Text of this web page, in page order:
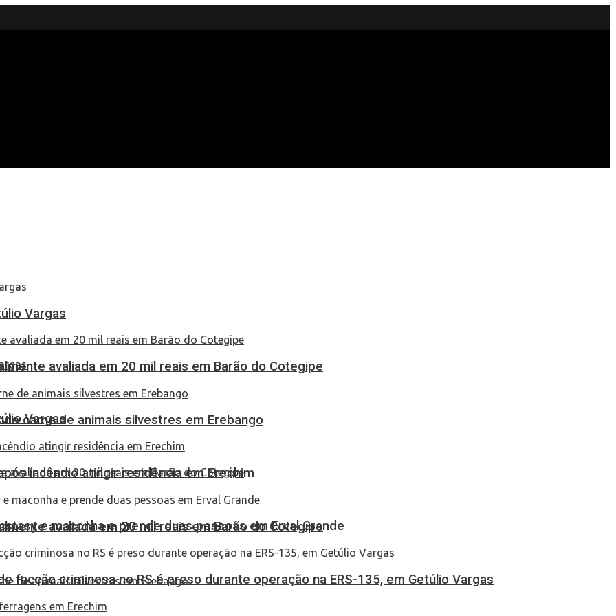
Vargas
avaliada em 20 mil reais em Barão do Cotegipe
Vargas
avaliada em 20 mil reais em Barão do Cotegipe
carne de animais silvestres em Erebango
incêndio atingir residência em Erechim
e maconha e prende duas pessoas em Erval Grande
facção criminosa no RS é preso durante operação na ERS-135, em Getúlio Vargas